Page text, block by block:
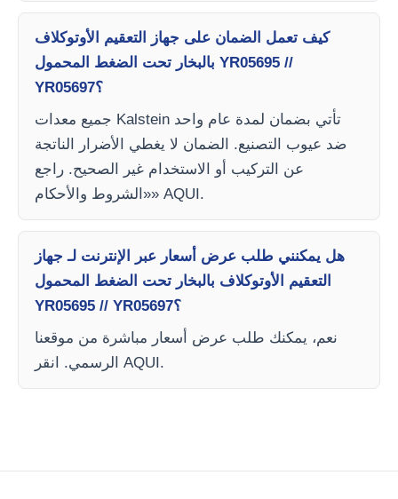
كيف تعمل الضمان على جهاز التعقيم الأوتوكلاف
بالبخار تحت الضغط المحمول YR05695 //
YR05697؟
جميع معدات Kalstein تأتي بضمان لمدة عام واحد
ضد عيوب التصنيع. الضمان لا يغطي الأضرار الناتجة
عن التركيب أو الاستخدام غير الصحيح. راجع
«الشروط والأحكام» AQUI.
هل يمكنني طلب عرض أسعار عبر الإنترنت لـ جهاز
التعقيم الأوتوكلاف بالبخار تحت الضغط المحمول
YR05695 // YR05697؟
نعم، يمكنك طلب عرض أسعار مباشرة من موقعنا
الرسمي. انقر AQUI.